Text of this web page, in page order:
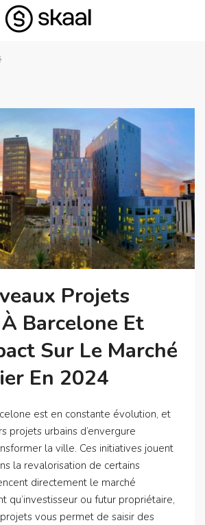
Projets
Barcelone Et
Sur Le Marché
En 2024
est en constante évolution, et
projets urbains d’envergure
la ville. Ces initiatives jouent
la revalorisation de certains
directement le marché
qu’investisseur ou futur propriétaire,
vous permet de saisir des